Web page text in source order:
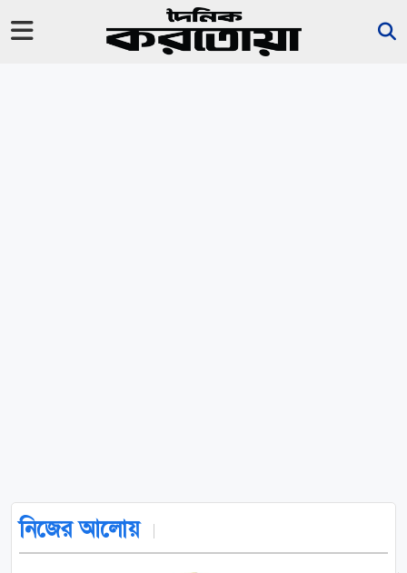
নিজের আলোয়